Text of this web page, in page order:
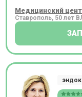
Медицинский
Ставрополь, 50 лет